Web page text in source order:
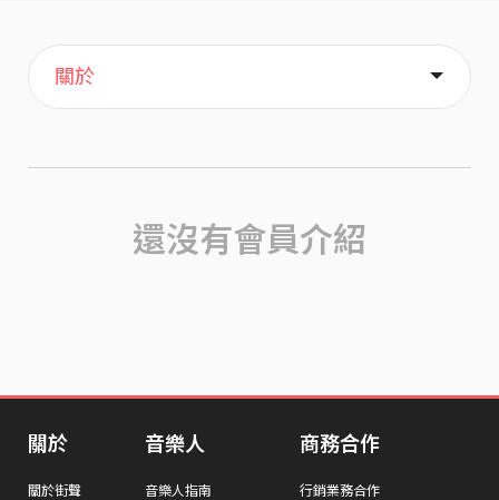
主頁
喜歡
關於
還沒有會員介紹
關於
關於街聲
音樂人
音樂人指南
商務合作
行銷業務合作